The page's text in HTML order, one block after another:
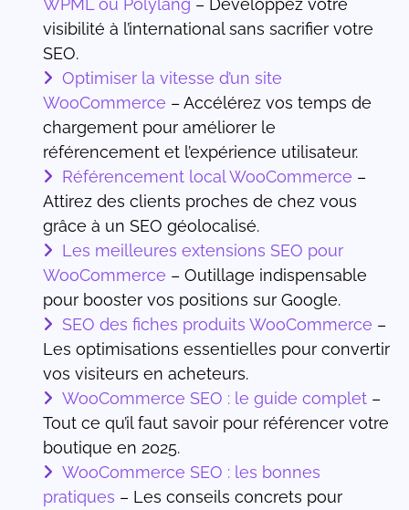
visibilité à l’international sans sacrifier votre
SEO.
Optimiser la vitesse d’un site
WooCommerce – Accélérez vos temps de
chargement pour améliorer le
référencement et l’expérience utilisateur.
Référencement local WooCommerce –
Attirez des clients proches de chez vous
grâce à un SEO géolocalisé.
Les meilleures extensions SEO pour
WooCommerce – Outillage indispensable
pour booster vos positions sur Google.
SEO des fiches produits WooCommerce –
Les optimisations essentielles pour convertir
vos visiteurs en acheteurs.
WooCommerce SEO : le guide complet –
Tout ce qu’il faut savoir pour référencer votre
boutique en 2025.
WooCommerce SEO : les bonnes
pratiques – Les conseils concrets pour